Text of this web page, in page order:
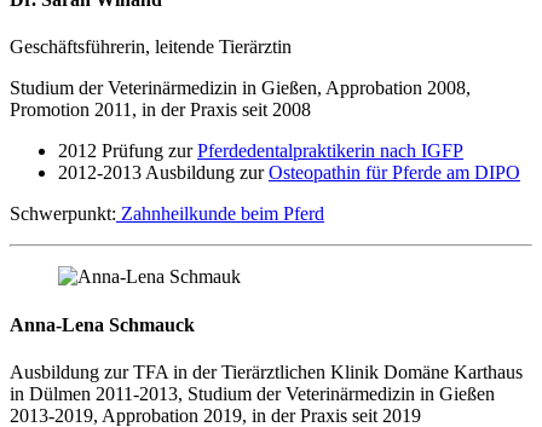
Geschäftsführerin, leitende Tierärztin
Studium der Veterinärmedizin in Gießen, Approbation 2008,
Promotion 2011, in der Praxis seit 2008
2012 Prüfung zurPferdedentalpraktikerin nach IGFP
2012-2013 Ausbildung zurOsteopathin für Pferde am DIPO
Schwerpunkt: Zahnheilkunde beim Pferd
Anna-Lena Schmauck
Ausbildung zur TFA in der Tierärztlichen Klinik Domäne Karthaus
in Dülmen 2011-2013, Studium der Veterinärmedizin in Gießen
2013-2019, Approbation 2019, in der Praxis seit 2019